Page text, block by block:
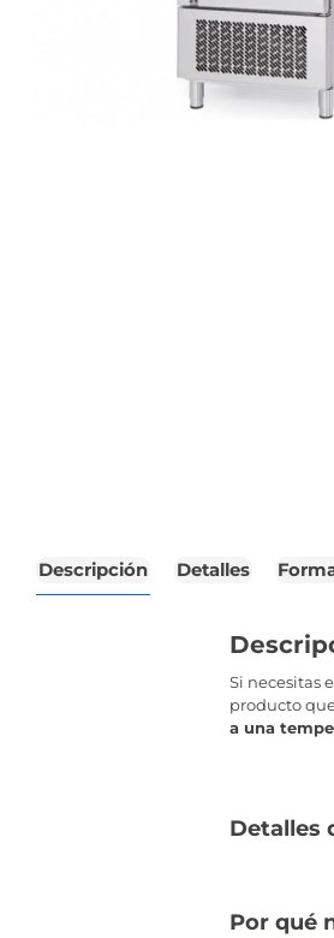
Descripción Detalles
Si necesitas
producto
a una
Detalles
Por qué